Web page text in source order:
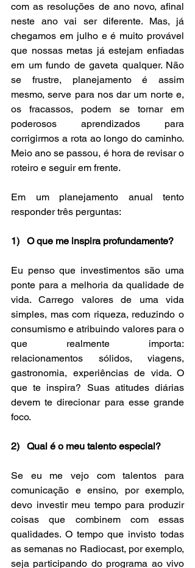
com as resoluções de ano novo, afinal
neste ano vai ser diferente. Mas, já
chegamos em julho e é muito provável
que nossas metas já estejam enfiadas
em um fundo de gaveta qualquer. Não
se frustre, planejamento é assim
mesmo, serve para nos dar um norte e,
os fracassos, podem se tornar em
poderosos aprendizados para
corrigirmos a rota ao longo do caminho.
Meio ano se passou, é hora de revisar o
roteiro e seguir em frente.
Em um planejamento anual tento
responder três perguntas:
1)   O que me inspira profundamente?
Eu penso que investimentos são uma
ponte para a melhoria da qualidade de
vida. Carrego valores de uma vida
simples, mas com riqueza, reduzindo o
consumismo e atribuindo valores para o
que realmente importa:
relacionamentos sólidos, viagens,
gastronomia, experiências de vida. O
que te inspira? Suas atitudes diárias
devem te direcionar para esse grande
foco.
2)   Qual é o meu talento especial?
Se eu me vejo com talentos para
comunicação e ensino, por exemplo,
devo investir meu tempo para produzir
coisas que combinem com essas
qualidades. O tempo que invisto todas
as semanas no Radiocast, por exemplo,
seja participando do programa ao vivo